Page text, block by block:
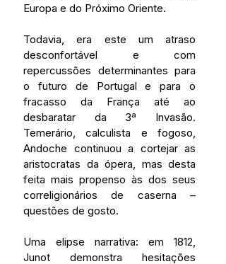
Europa e do Próximo Oriente.
Todavia, era este um atraso
desconfortável e com
repercussões determinantes para
o futuro de Portugal e para o
fracasso da França até ao
desbaratar da 3ª Invasão.
Temerário, calculista e fogoso,
Andoche continuou a cortejar as
aristocratas da ópera, mas desta
feita mais propenso às dos seus
correligionários de caserna –
questões de gosto.
Uma elipse narrativa: em 1812,
Junot demonstra hesitações